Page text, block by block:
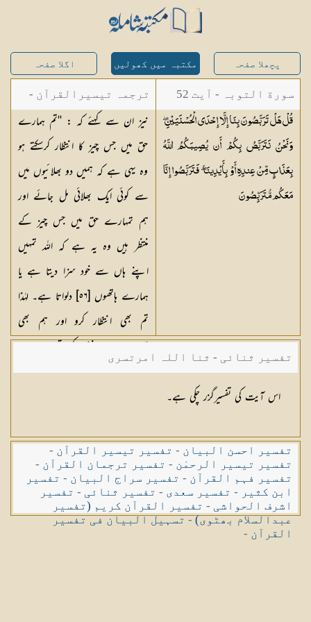
پچھلا صفحہ مکتبہ میں کھولیں اگلا صفحہ
سورة التوبہ - آیت 52
قُلْ هَلْ تَرَبَّصُونَ بِنَا إِلَّا إِحْدَى الْحُسْنَيَيْنِ ۖ
وَنَحْنُ نَتَرَبَّصُ بِكُمْ أَن يُصِيبَكُمُ اللَّهُ
بِعَذَابٍ مِّنْ عِندِهِ أَوْ بِأَيْدِينَا ۖ فَتَرَبَّصُوا إِنَّا
مَعَكُممُّتَرَبِّصُونَ
ترجمہ تیسیرالقرآن -
مولانا عبد الرحمن
کیلانی
نیز ان سے کہئے کہ : ''تم ہمارے
حق میں جس چیز کا انتظار کرسکتے ہو
وہ یہی ہے کہ ہمیں دو بھلائیوں میں
سے کوئی ایک بھلائی مل جائے اور
ہم تمہارے حق میں جس چیز کے
منتظر ہیں وہ یہ ہے کہ اللہ تمہیں
اپنے ہاں سے خود سزا دیتا ہے یا
ہمارے ہاتھوں [٥٦] دلواتا ہے۔ لہٰذا
تم بھی انتظار کرو اور ہم بھی
تمہارے ساتھ انتظار کرتے ہیں
تفسیر ثنائی - ثنا اللہ امرتسری
اس آیت کی تفسیرگزر چکی ہے۔
تفسیر احسن البیان - تفسیر تیسیر القرآن -
تفسیر تیسیر الرحمٰن - تفسیر ترجمان القرآن -
تفسیر فہم القرآن - تفسیر سراج البیان - تفسیر
ابن کثیر - تفسیر سعدی - تفسیر ثنائی - تفسیر
اشرف الحواشی - تفسیر القرآن کریم (تفسیر
عبدالسلام بھٹوی)-تسہیل البیان فی تفسیر
القرآن -